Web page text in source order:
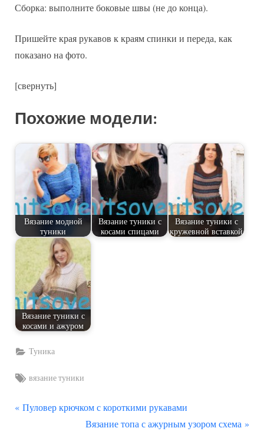
Сборка: выполните боковые швы (не до конца).
Пришейте края рукавов к краям спинки и переда, как
показано на фото.
[свернуть]
Похожие модели:
Вязание модной
туники
Вязание туники с
косами спицами
Вязание туники с
кружевной вставкой
Вязание туники с
косами и ажуром
Туника
Tags:
вязание туники
Навигация
П
Пуловер крючком с короткими рукавами
С
Вязание топа с ажурным узором схема